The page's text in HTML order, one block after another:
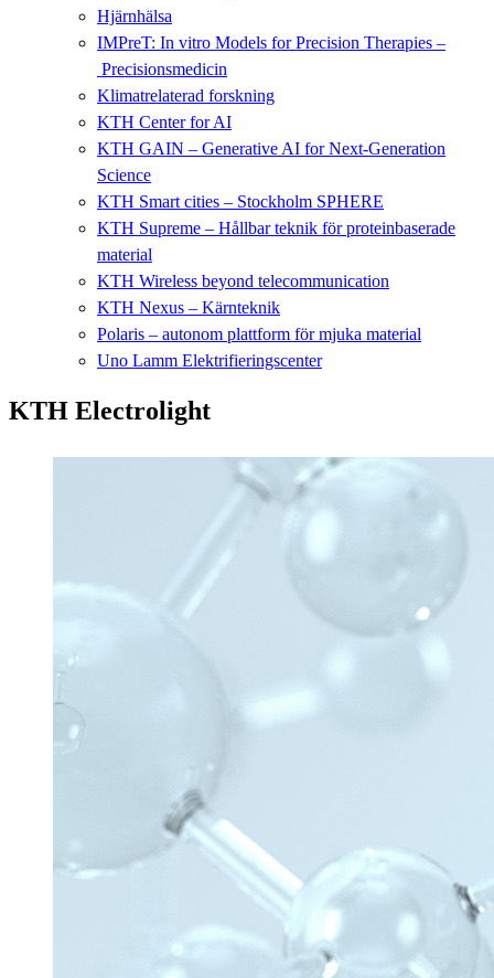
Hjärnhälsa
IMPreT: In vitro Models for Precision Therapies –
Precisionsmedicin
Klimatrelaterad forskning
KTH Center for AI
KTH GAIN – Generative AI for Next-Generation
Science
KTH Smart cities – Stockholm SPHERE
KTH Supreme – Hållbar teknik för proteinbaserade
material
KTH Wireless beyond telecommunication
KTH Nexus – Kärnteknik
Polaris – autonom plattform för mjuka material
Uno Lamm Elektrifieringscenter
KTH Electrolight